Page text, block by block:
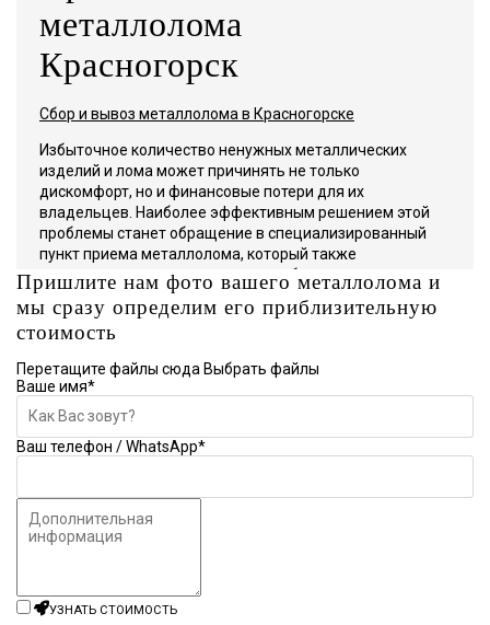
металлолома
Красногорск
Сбор и вывоз металлолома в Красногорске
Избыточное количество ненужных металлических
изделий и лома может причинять не только
дискомфорт, но и финансовые потери для их
владельцев. Наиболее эффективным решением этой
проблемы станет обращение в специализированный
пункт приема металлолома, который также
предоставляет возможность заработать.
Компания «Втормет» предлагает услуги по сбору и
приему различных металлов в Красногорске. Мы
металлов, а также кабели, аккумуляторы,
электродвигатели и другие перерабатываемые
материалы.
Наш приемный пункт работает без выходных и готов
оговариваются заранее.
Мы обладаем рядом конкурентных преимуществ, таких
как:
ускоряет обработку заказов;
Пришлите нам фото вашего металлолома и
мы сразу определим его приблизительную
стоимость
Перетащите файлы сюда Выбрать файлы
Ваше имя*
Ваш телефон / WhatsApp*
УЗНАТЬ СТОИМОСТЬ